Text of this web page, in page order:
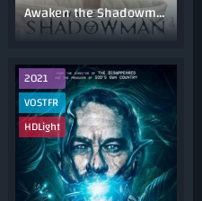
Awaken the Shadowman
2021
VOSTFR
HDLight